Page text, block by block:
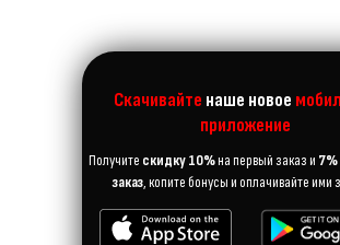
Скачивайте наше новое
приложение
Получите скидку 10%на первый заказ и
заказ, копите бонусы и оплачивайте ими